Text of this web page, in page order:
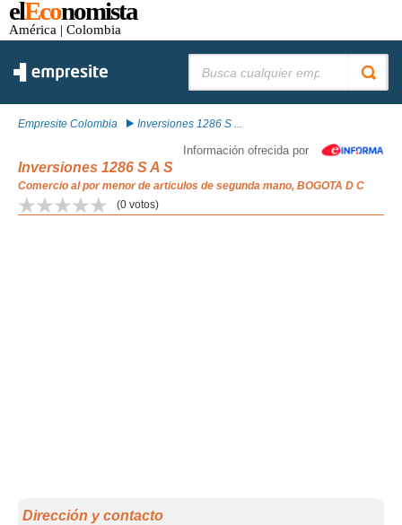
elEconomista
América | Colombia
Empresite Colombia Inversiones 1286 S ...
Información ofrecida por
Inversiones 1286 S A S
Comercio al por menor de articulos de segunda mano, BOGOTA D C
(0 votos)
Dirección y contacto